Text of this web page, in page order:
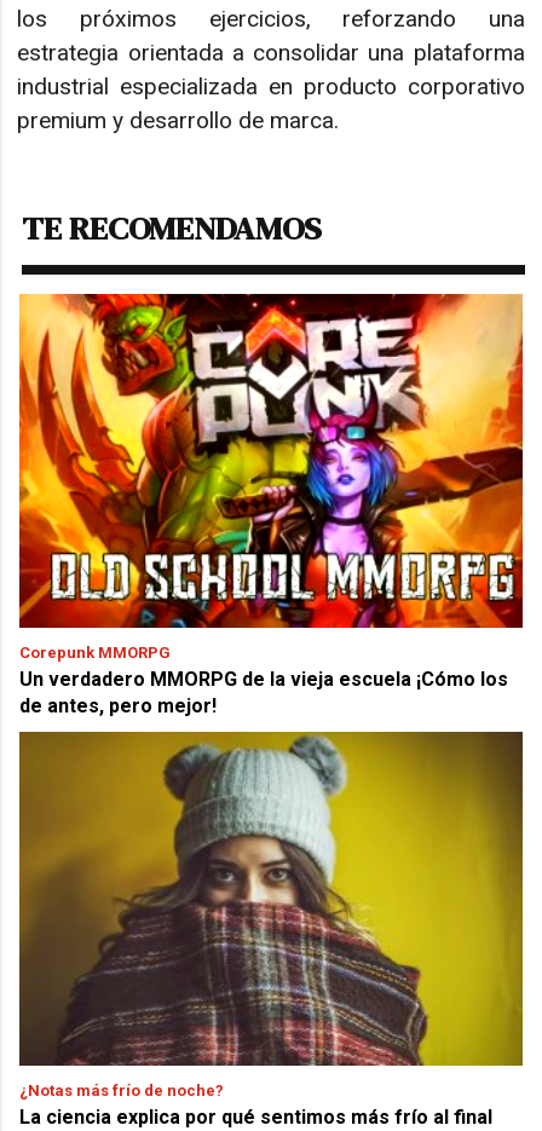
los próximos ejercicios, reforzando una
estrategia orientada a consolidar una plataforma
industrial especializada en producto corporativo
premium y desarrollo de marca.
TE RECOMENDAMOS
Corepunk MMORPG
Un verdadero MMORPG de la vieja escuela ¡Cómo los
de antes, pero mejor!
¿Notas más frío de noche?
La ciencia explica por qué sentimos más frío al final